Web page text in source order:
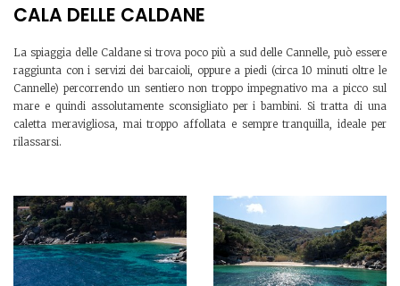
CALA DELLE CALDANE
La spiaggia delle Caldane si trova poco più a sud delle Cannelle, può essere
raggiunta con i servizi dei barcaioli, oppure a piedi (circa 10 minuti oltre le
Cannelle) percorrendo un sentiero non troppo impegnativo ma a picco sul
mare e quindi assolutamente sconsigliato per i bambini. Si tratta di una
caletta meravigliosa, mai troppo affollata e sempre tranquilla, ideale per
rilassarsi.